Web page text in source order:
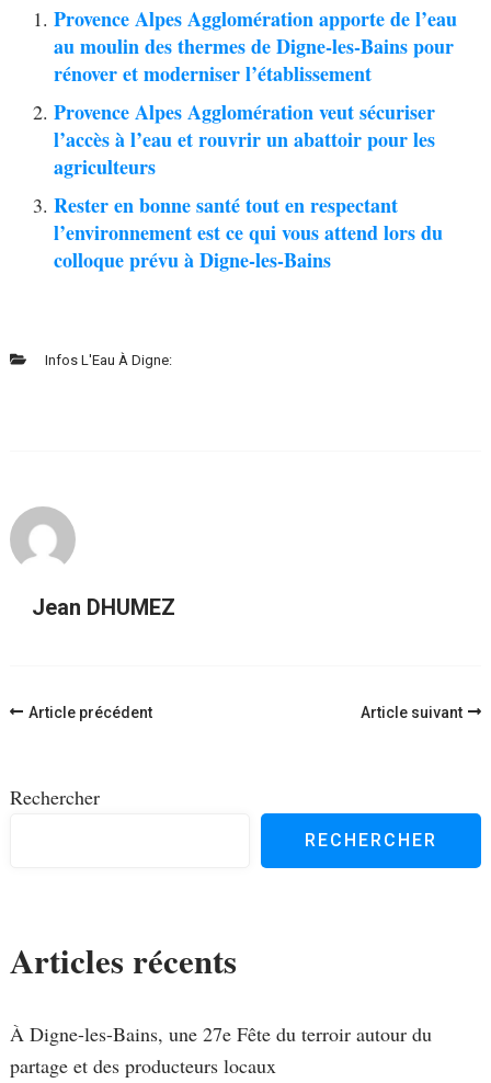
Provence Alpes Agglomération apporte de l’eau
au moulin des thermes de Digne-les-Bains pour
rénover et moderniser l’établissement
Provence Alpes Agglomération veut sécuriser
l’accès à l’eau et rouvrir un abattoir pour les
agriculteurs
Rester en bonne santé tout en respectant
l’environnement est ce qui vous attend lors du
colloque prévu à Digne-les-Bains
Infos L'Eau À Digne:
Jean DHUMEZ
Navigation
Article précédent Article suivant
Rechercher
RECHERCHER
Articles récents
À Digne-les-Bains, une 27e Fête du terroir autour du
partage et des producteurs locaux